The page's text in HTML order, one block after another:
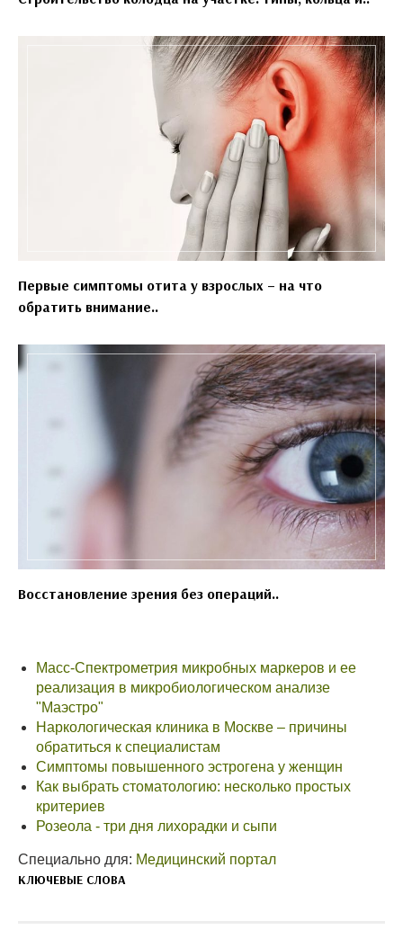
Первые симптомы отита у взрослых – на что
обратить внимание..
Восстановление зрения без операций..
Масс-Спектрометрия микробных маркеров и ее
реализация в микробиологическом анализе
"Маэстро"
Наркологическая клиника в Москве – причины
обратиться к специалистам
Симптомы повышенного эстрогена у женщин
Как выбрать стоматологию: несколько простых
критериев
Розеола - три дня лихорадки и сыпи
Специально для: Медицинский портал
КЛЮЧЕВЫЕ СЛОВА